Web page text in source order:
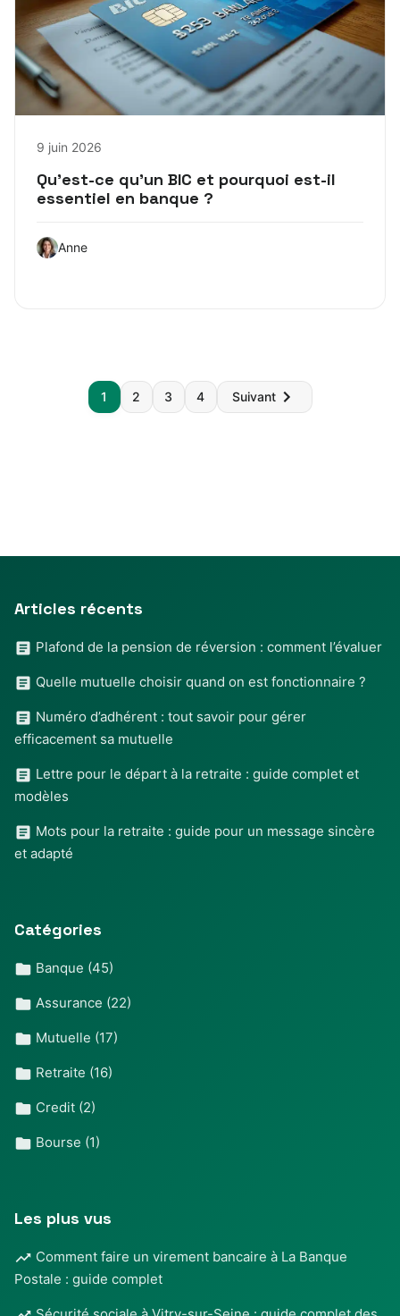
9 juin 2026
Qu’est-ce qu’un BIC et pourquoi est-il
essentiel en banque ?
Anne
Pagination
des
1 2 3 4 Suivant
Articles récents
Plafond de la pension de réversion : comment l’évaluer
Quelle mutuelle choisir quand on est fonctionnaire ?
Numéro d’adhérent : tout savoir pour gérer
efficacement sa mutuelle
Lettre pour le départ à la retraite : guide complet et
modèles
Mots pour la retraite : guide pour un message sincère
et adapté
Catégories
Banque (45)
Assurance (22)
Mutuelle (17)
Retraite (16)
Credit (2)
Bourse (1)
Les plus vus
Comment faire un virement bancaire à La Banque
Postale : guide complet